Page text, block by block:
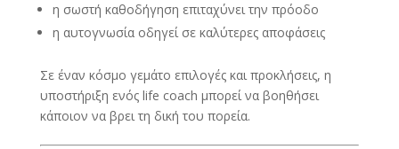
η σωστή καθοδήγηση επιταχύνει την πρόοδο
η αυτογνωσία οδηγεί σε καλύτερες αποφάσεις
Σε έναν κόσμο γεμάτο επιλογές και προκλήσεις, η
υποστήριξη ενός life coach μπορεί να βοηθήσει
κάποιον να βρει τη δική του πορεία.